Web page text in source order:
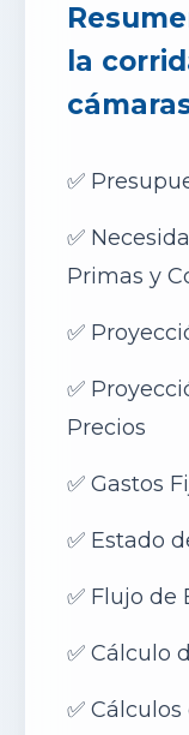
la
✅
✅
Primas y
✅
✅
Precios
✅ Gastos
✅ Estado
✅ Flujo de
✅ Cálculo
✅ Cálculos